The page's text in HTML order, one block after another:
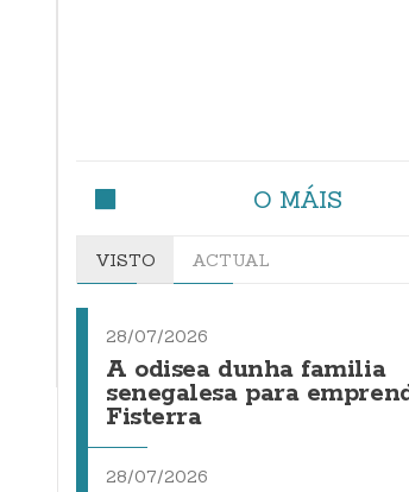
O MÁIS
VISTO ACTUAL
28/07/2026
A odisea dunha familia
senegalesa para
Fisterra
28/07/2026